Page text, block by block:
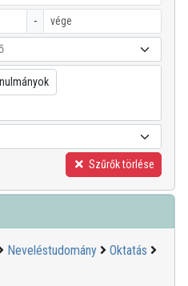
-
Szűrők törlése
Neveléstudomány
Oktatás